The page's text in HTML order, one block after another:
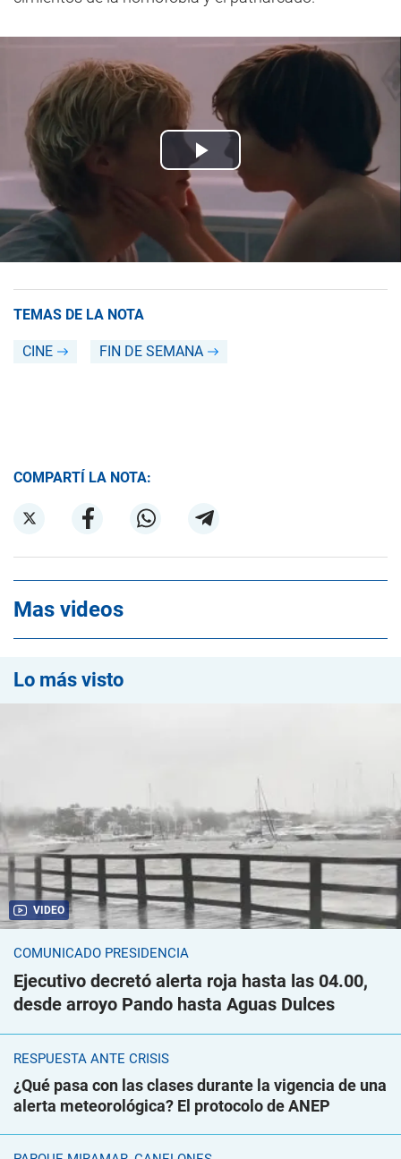
TEMAS DE LA NOTA
CINE FIN DE SEMANA
COMPARTÍ LA NOTA:
Mas videos
Lo más visto
VIDEO
COMUNICADO PRESIDENCIA
Ejecutivo decretó alerta roja hasta las 04.00,
desde arroyo Pando hasta Aguas Dulces
RESPUESTA ANTE CRISIS
¿Qué pasa con las clases durante la vigencia de una
alerta meteorológica? El protocolo de ANEP